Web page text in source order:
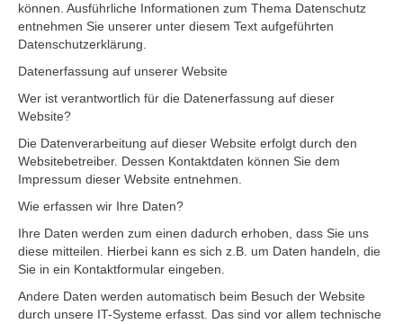
können. Ausführliche Informationen zum Thema Datenschutz
entnehmen Sie unserer unter diesem Text aufgeführten
Datenschutzerklärung.
Datenerfassung auf unserer Website
Wer ist verantwortlich für die Datenerfassung auf dieser
Website?
Die Datenverarbeitung auf dieser Website erfolgt durch den
Websitebetreiber. Dessen Kontaktdaten können Sie dem
Impressum dieser Website entnehmen.
Wie erfassen wir Ihre Daten?
Ihre Daten werden zum einen dadurch erhoben, dass Sie uns
diese mitteilen. Hierbei kann es sich z.B. um Daten handeln, die
Sie in ein Kontaktformular eingeben.
Andere Daten werden automatisch beim Besuch der Website
durch unsere IT-Systeme erfasst. Das sind vor allem technische